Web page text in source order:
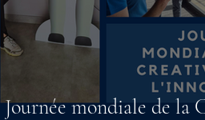
Journée mondiale de la